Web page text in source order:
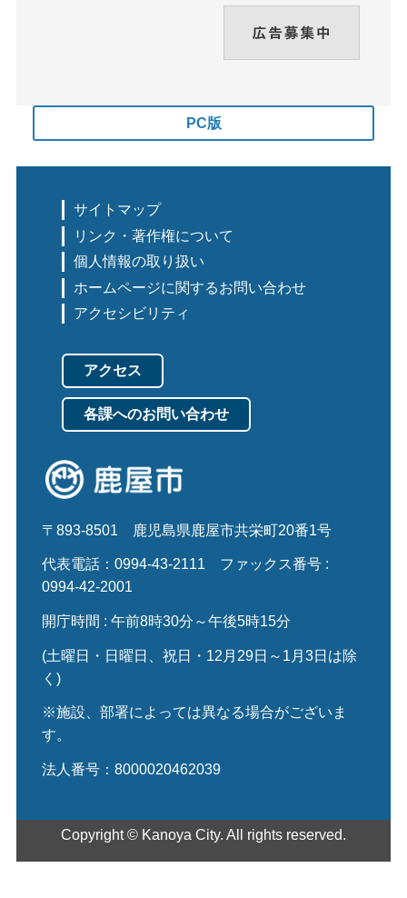
PC版
サイトマップ
リンク・著作権について
個人情報の取り扱い
ホームページに関するお問い合わせ
アクセシビリティ
アクセス
各課へのお問い合わせ
〒893-8501 鹿児島県鹿屋市共栄町20番1号
代表電話：0994-43-2111
ファックス番号 :
0994-42-2001
開庁時間 : 午前8時30分～午後5時15分
(土曜日・日曜日、祝日・12月29日～1月3日は除
く)
※施設、部署によっては異なる場合がございま
す。
法人番号：8000020462039
Copyright © Kanoya City. All rights reserved.